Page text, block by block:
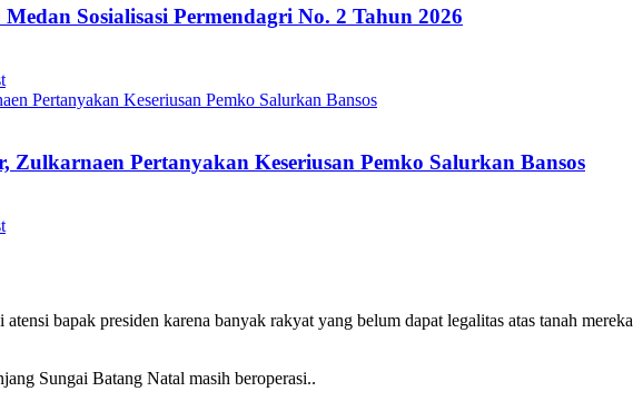
Sosialisasi Permendagri No. 2 Tahun 2026
Pertanyakan Keseriusan Pemko Salurkan Bansos
bapak presiden karena banyak rakyat yang belum dapat legalitas atas tanah mereka
Sungai Batang Natal masih beroperasi..